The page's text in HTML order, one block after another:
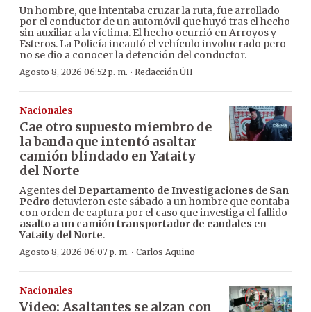
Un hombre, que intentaba cruzar la ruta, fue arrollado
por el conductor de un automóvil que huyó tras el hecho
sin auxiliar a la víctima. El hecho ocurrió en Arroyos y
Esteros. La Policía incautó el vehículo involucrado pero
no se dio a conocer la detención del conductor.
Agosto 8, 2026 06:52 p. m. · Redacción ÚH
Nacionales
Cae otro supuesto miembro de
la banda que intentó asaltar
camión blindado en Yataity
del Norte
Agentes del Departamento de Investigaciones de San
Pedro detuvieron este sábado a un hombre que contaba
con orden de captura por el caso que investiga el fallido
asalto a un camión transportador de caudales en
Yataity del Norte.
Agosto 8, 2026 06:07 p. m. · Carlos Aquino
Nacionales
Video: Asaltantes se alzan con